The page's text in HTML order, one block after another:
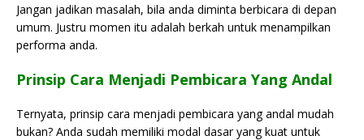
Jangan jadikan masalah, bila anda diminta berbicara di depan
umum. Justru momen itu adalah berkah untuk menampilkan
performa anda.
Prinsip Cara Menjadi Pembicara Yang Andal
Ternyata, prinsip cara menjadi pembicara yang andal mudah
bukan? Anda sudah memiliki modal dasar yang kuat untuk